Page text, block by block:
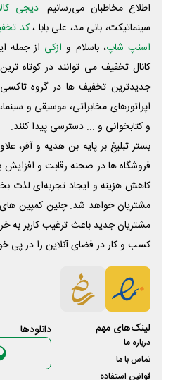
اطلاع مخاطبان می‌رسانیم. دیجی
سینماتیکت، بانی مد، علی‌ بابا ،کد
اسنپ شاپ، باسلام و ازکی از جمله
کانال تخفیف می توانند در کوتاه
جدیدترین تخفیف ها در گروه تاکسی
اپراتورهای مخابراتی، موسیقی و
و کتابخوانی و ... دسترسی پیدا کنند.
بستر تبلیغ بر پایه بن هدیه و آفر،
فروشگاه ها در صحنه رقابت و افزایش
کاهش هزینه و ایجاد تجربه‌ای لذت
مشتریان خواهد شد. چنین کمپین
مشتریان جدید باعث ترغیب کاربر به
کسب و کار در فضای آنلاین را در پی
لینک‌های مهم
درباره ما
تماس با ما
قوانین استفاده
دانلود‌ها